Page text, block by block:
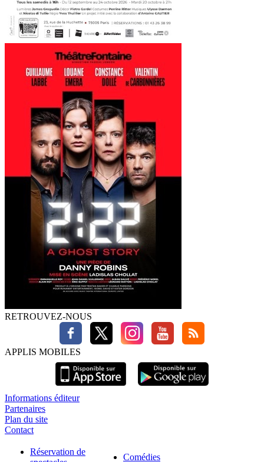
RETROUVEZ-NOUS
APPLIS MOBILES
Informations éditeur
Partenaires
Plan du site
Contact
Réservation de
Comédies